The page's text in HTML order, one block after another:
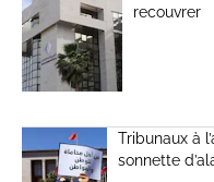
recouvrer
Tribunaux à
sonnette